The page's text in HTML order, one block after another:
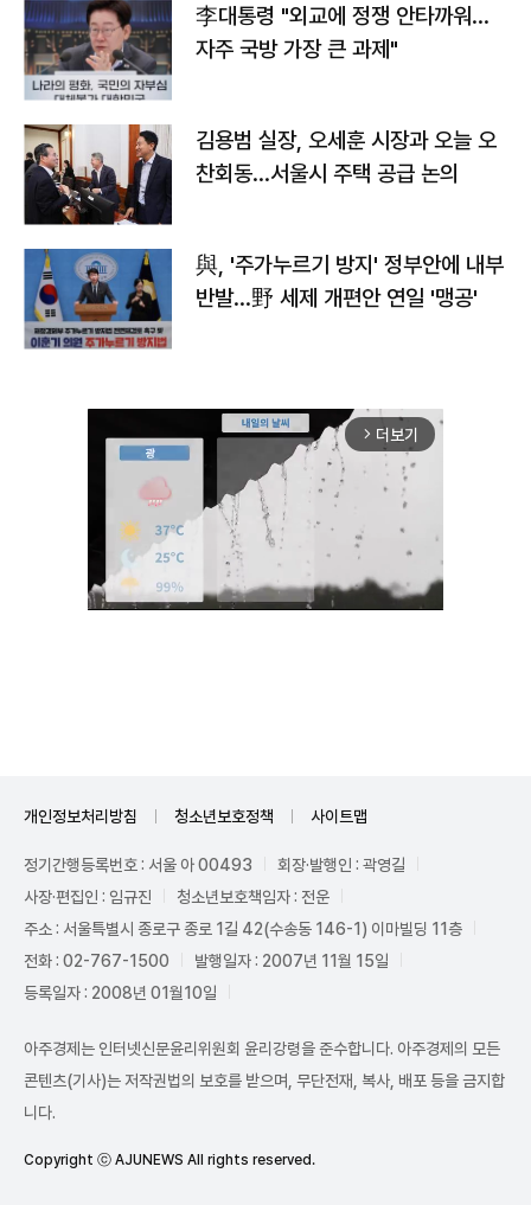
李대통령 "외교에 정쟁 안타까워…
자주 국방 가장 큰 과제"
김용범 실장, 오세훈 시장과 오늘 오
찬회동...서울시 주택 공급 논의
與, '주가누르기 방지' 정부안에 내부
반발…野 세제 개편안 연일 '맹공'
arrow_forward_ios 더보기
개인정보처리방침 청소년보호정책 사이트맵
정기간행등록번호 : 서울 아 00493
회장·발행인 : 곽영길
사장·편집인 : 임규진
청소년보호책임자 : 전운
주소 : 서울특별시 종로구 종로 1길 42(수송동 146-1) 이마빌딩 11층
전화 : 02-767-1500
발행일자 : 2007년 11월 15일
등록일자 : 2008년 01월10일
아주경제는 인터넷신문윤리위원회 윤리강령을 준수합니다. 아주경제의 모든
콘텐츠(기사)는 저작권법의 보호를 받으며, 무단전재, 복사, 배포 등을 금지합
니다.
Copyright ⓒ AJUNEWS All rights reserved.